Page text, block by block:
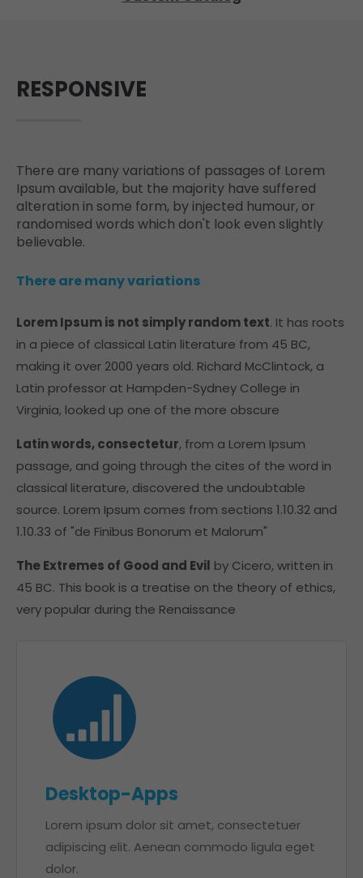
Lorem ipsum dolor sit amet, consectetuer
magnis dis parturient montes, nascetur ridiculus
mus. Donec quam felis, ultricies nec.
RESPONSIVE
There are many variations of passages of Lorem
Ipsum available, but the majority have suffered
alteration in some form, by injected humour, or
randomised words which don't look even slightly
believable.
There are many variations
Lorem Ipsum is not simply random text. It has roots
in a piece of classical Latin literature from 45 BC,
making it over 2000 years old. Richard McClintock, a
Latin professor at Hampden-Sydney College in
Virginia, looked up one of the more obscure
Latin words, consectetur, from a Lorem Ipsum
passage, and going through the cites of the word in
classical literature, discovered the undoubtable
source. Lorem Ipsum comes from sections 1.10.32 and
1.10.33 of "de Finibus Bonorum et Malorum"
The Extremes of Good and Evil by Cicero, written in
45 BC. This book is a treatise on the theory of ethics,
very popular during the Renaissance
Desktop-Apps
Lorem ipsum dolor sit amet, consectetuer
adipiscing elit. Aenean commodo ligula eget
dolor.